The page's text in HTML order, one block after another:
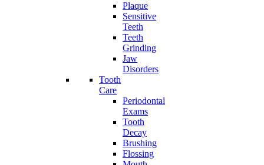
Plaque
Sensitive
Teeth
Teeth
Grinding
Jaw
Disorders
Tooth
Care
Periodontal
Exams
Tooth
Decay
Brushing
Flossing